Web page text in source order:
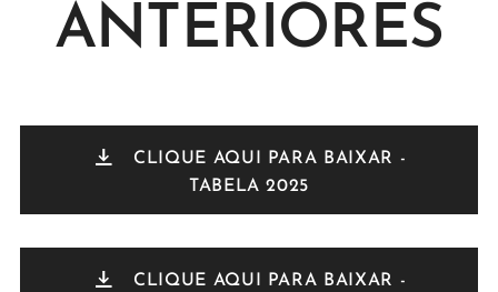
ANTERIORES
CLIQUE AQUI PARA BAIXAR -
TABELA 2025
CLIQUE AQUI PARA BAIXAR -